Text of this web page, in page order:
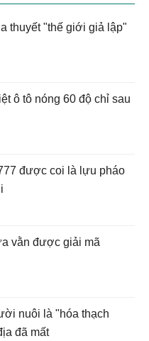
thuyết "thế giới giả lập"
ô tô nóng 60 độ chỉ sau
được coi là lựu pháo
vằn được giải mã
nuôi là "hóa thạch
đã mất